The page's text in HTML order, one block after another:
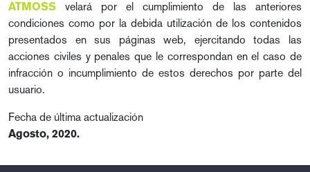
ATMOSS velará por el cumplimiento de las anteriores
condiciones como por la debida utilización de los contenidos
presentados en sus páginas web, ejercitando todas las
acciones civiles y penales que le correspondan en el caso de
infracción o incumplimiento de estos derechos por parte del
usuario.
Fecha de última actualización
Agosto, 2020.